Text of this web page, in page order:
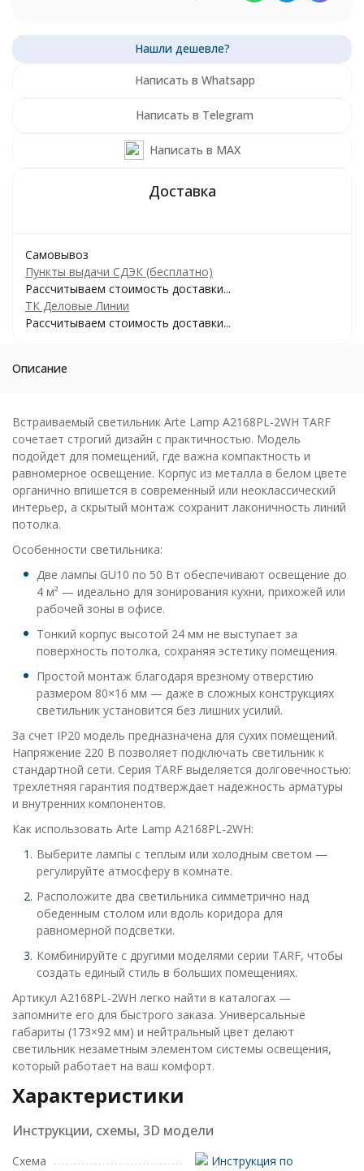
Написать в Whatsapp
Написать в Telegram
Написать в MAX
Самовывоз
Пункты выдачи СДЭК (бесплатно)
Рассчитываем стоимость доставки...
ТК Деловые Линии
Рассчитываем стоимость доставки...
Описание
Встраиваемый светильник Arte Lamp A2168PL-2WH TARF
сочетает строгий дизайн с практичностью. Модель
подойдет для помещений, где важна компактность и
равномерное освещение. Корпус из металла в белом цвете
органично впишется в современный или неоклассический
интерьер, а скрытый монтаж сохранит лаконичность линий
потолка.
Особенности светильника:
Две лампы GU10 по 50 Вт обеспечивают освещение до
4 м² — идеально для зонирования кухни, прихожей или
рабочей зоны в офисе.
Тонкий корпус высотой 24 мм не выступает за
поверхность потолка, сохраняя эстетику помещения.
Простой монтаж благодаря врезному отверстию
размером 80×16 мм — даже в сложных конструкциях
светильник установится без лишних усилий.
За счет IP20 модель предназначена для сухих помещений.
Напряжение 220 В позволяет подключать светильник к
стандартной сети. Серия TARF выделяется долговечностью:
трехлетняя гарантия подтверждает надежность арматуры
и внутренних компонентов.
Как использовать Arte Lamp A2168PL-2WH:
Выберите лампы с теплым или холодным светом —
регулируйте атмосферу в комнате.
Расположите два светильника симметрично над
обеденным столом или вдоль коридора для
равномерной подсветки.
Комбинируйте с другими моделями серии TARF, чтобы
создать единый стиль в больших помещениях.
Артикул A2168PL-2WH легко найти в каталогах —
запомните его для быстрого заказа. Универсальные
габариты (173×92 мм) и нейтральный цвет делают
светильник незаметным элементом системы освещения,
который работает на ваш комфорт.
Характеристики
Инструкции, схемы, 3D модели
Схема
Инструкция по